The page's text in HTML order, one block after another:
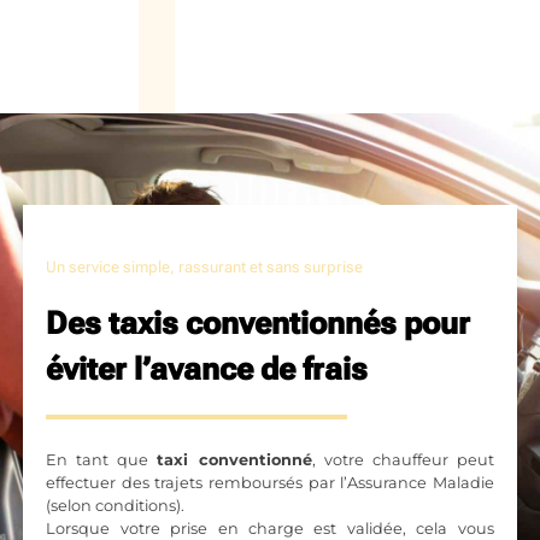
Un service simple, rassurant et sans surprise
Des taxis conventionnés pour
éviter l’avance de frais
En tant quetaxi conventionné, votre chauffeur peut
effectuer des trajets remboursés par l’Assurance Maladie
(selon conditions).
Lorsque votre prise en charge est validée, cela vous